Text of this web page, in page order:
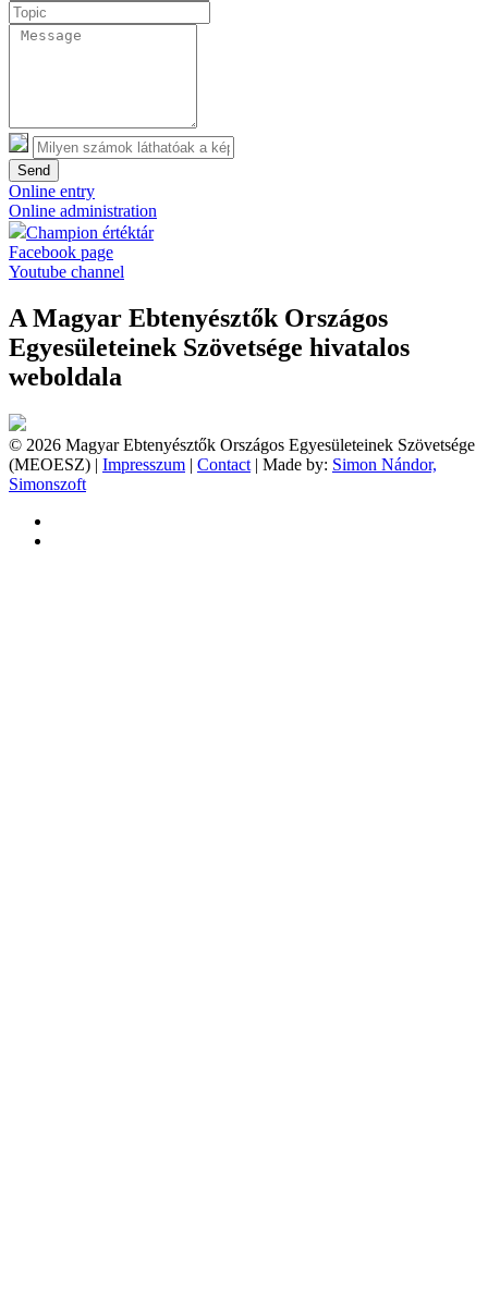
Send
Online entry
Online administration
Champion értéktár
Facebook page
Youtube channel
A Magyar Ebtenyésztők Országos
Egyesületeinek Szövetsége hivatalos
weboldala
© 2026 Magyar Ebtenyésztők Országos Egyesületeinek Szövetsége
(MEOESZ) | Impresszum | Contact | Made by: Simon Nándor,
Simonszoft